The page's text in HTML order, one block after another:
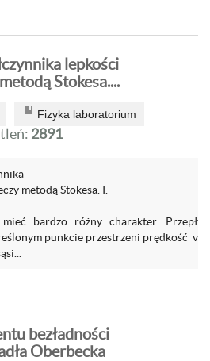
lepkości
Stokesa....
Fizyka laboratorium
2891
metodą Stokesa. I.
mieć bardzo różny charakter.
punkcie przestrzeni prędkość v
bezładności
Oberbecka